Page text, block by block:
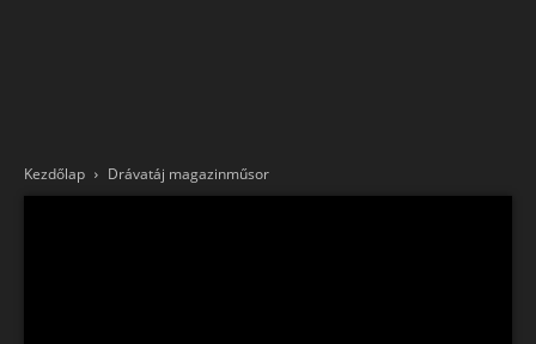
Kezdőlap Drávatáj magazinműsor